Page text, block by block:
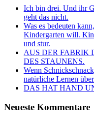
Ich bin drei. Und ihr
geht das nicht.
Was es bedeuten
Kindergarten will.
und stur.
AUS DER FABRIK
DES STAUNENS.
Wenn
natürliche Lernen
DAS HAT HAND
Neueste Kommentare